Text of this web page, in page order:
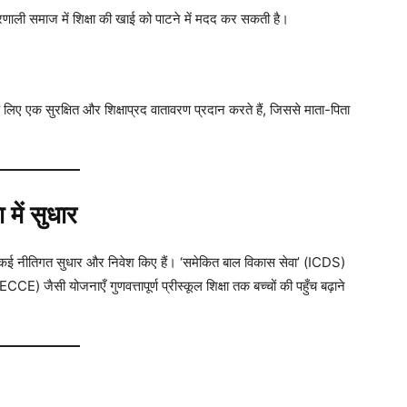
समाज में शिक्षा की खाई को पाटने में मदद कर सकती है।
एक सुरक्षित और शिक्षाप्रद वातावरण प्रदान करते हैं, जिससे माता-पिता
में सुधार
नीतिगत सुधार और निवेश किए हैं। ‘समेकित बाल विकास सेवा’ (ICDS)
जैसी योजनाएँ गुणवत्तापूर्ण प्रीस्कूल शिक्षा तक बच्चों की पहुँच बढ़ाने